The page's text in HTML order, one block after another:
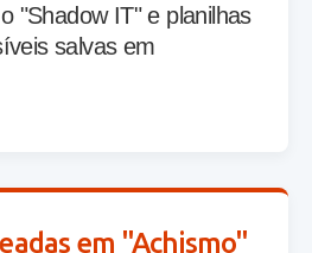
"Shadow IT" e planilhas
salvas em
em "Achismo"